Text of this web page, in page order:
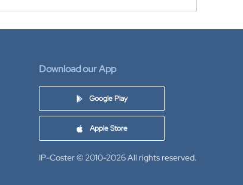
Download our App
Google Play
Apple Store
IP-Coster © 2010-2026All rights reserved.